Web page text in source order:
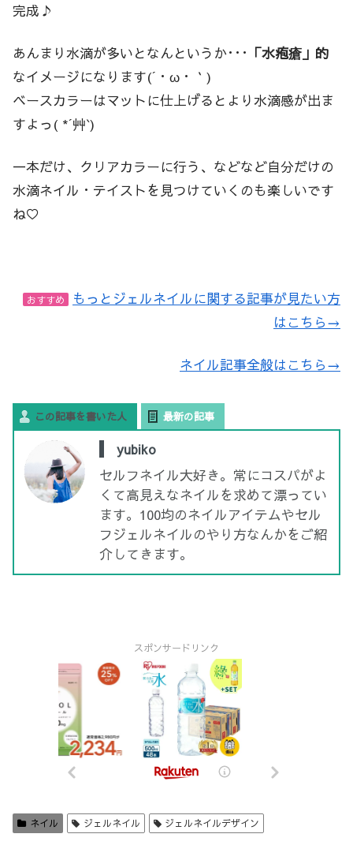
完成♪
あんまり水滴が多いとなんというか･･･ 「水疱瘡」的
なイメージになります(´・ω・｀)
ベースカラーはマットに仕上げるとより水滴感が出ま
すよっ( *´艸`)
一本だけ、クリアカラーに行う、などなど自分だけの
水滴ネイル・テイストを見つけていくのも楽しいです
ね♡
おすすめ
もっとジェルネイルに関する記事が見たい方
はこちら→
ネイル記事全般はこちら→
この記事を書いた人 最新の記事
yubiko
セルフネイル大好き。常にコスパがよ
くて高見えなネイルを求めて漂ってい
ます。100均のネイルアイテムやセル
フジェルネイルのやり方なんかをご紹
介してきます。
スポンサードリンク
ネイル ジェルネイル ジェルネイルデザイン